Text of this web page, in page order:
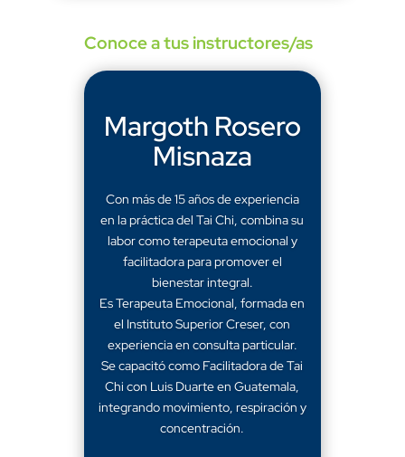
Conoce a tus instructores/as
Margoth Rosero
Misnaza
Con más de 15 años de experiencia
en la práctica del Tai Chi, combina su
labor como terapeuta emocional y
facilitadora para promover el
bienestar integral.
Es Terapeuta Emocional, formada en
el Instituto Superior Creser, con
experiencia en consulta particular.
Se capacitó como Facilitadora de Tai
Chi con Luis Duarte en Guatemala,
integrando movimiento, respiración y
concentración.